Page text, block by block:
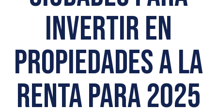
invertir en
propiedades a la
renta para 2025